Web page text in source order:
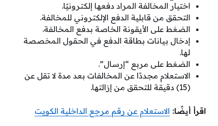
اختيار المخالفة المراد دفعها إلكترونيًا.
التحقق من قابلية الدفع الإلكتروني للمخالفة.
الضغط على الأيقونة الخاصة بدفع المخالفة.
إدخال بيانات بطاقة الدفع في الحقول المخصصة
لها.
الضغط على مربع “إرسال”.
الاستعلام مجددًا عن المخالفات بعد مدة لا تقل عن
(15) دقيقة للتحقق من إزالتها.
اقرأ أيضًا: الاستعلام عن رقم مرجع الداخلية الكويت